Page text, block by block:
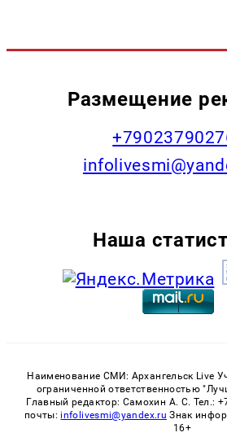
Размещение
Наша
Наименование СМИ: Архангельск Live
ограниченной ответственностью
Главный редактор: Самохин А. С. Тел.:
почты: infolivesmi@yandex.ru Знак
16+